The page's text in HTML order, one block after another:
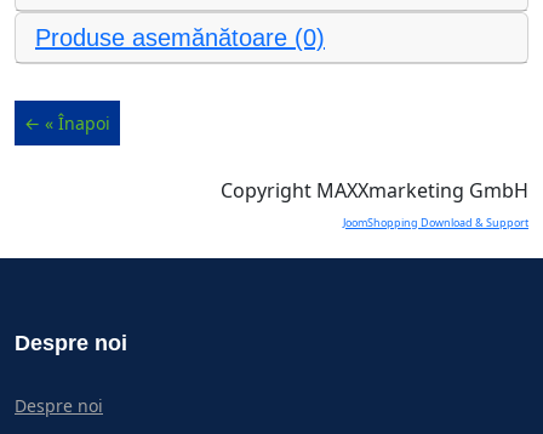
Produse asemănătoare (0)
Copyright MAXXmarketing GmbH
JoomShopping Download & Support
Despre noi
Despre noi